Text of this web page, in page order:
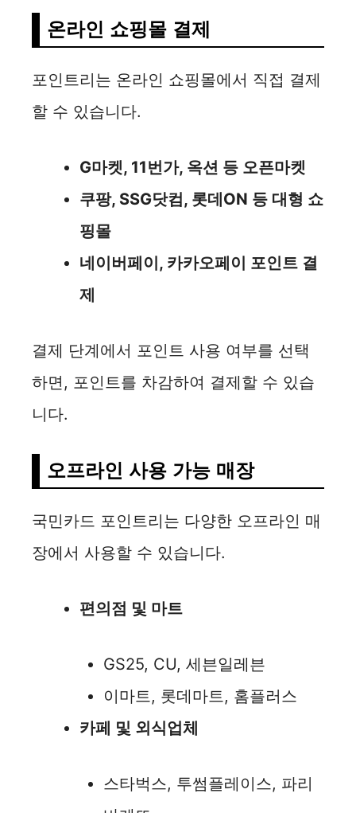
온라인 쇼핑몰 결제
포인트리는 온라인 쇼핑몰에서 직접 결제
할 수 있습니다.
G마켓, 11번가, 옥션 등 오픈마켓
쿠팡, SSG닷컴, 롯데ON 등 대형 쇼
핑몰
네이버페이, 카카오페이 포인트 결
제
결제 단계에서 포인트 사용 여부를 선택
하면, 포인트를 차감하여 결제할 수 있습
니다.
오프라인 사용 가능 매장
국민카드 포인트리는 다양한 오프라인 매
장에서 사용할 수 있습니다.
편의점 및 마트
GS25, CU, 세븐일레븐
이마트, 롯데마트, 홈플러스
카페 및 외식업체
스타벅스, 투썸플레이스, 파리